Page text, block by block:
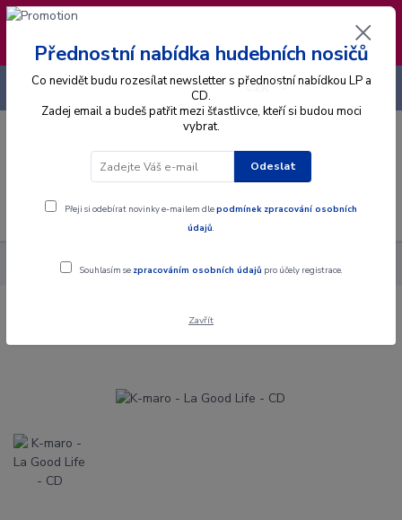
❣️ Od 4.8. do 13.8. čerpám dovolenou. Datum
expedice objednávek se posouvá na pátek
14.8.2026 🐋
Menu
CZK
+420 725 736 293
Alba CD K-maro - La Good Life - CD
K-maro - La Good Life - CD
Přednostní nabídka hudebních nosičů
Co nevidět budu rozesílat newsletter s přednostní nabídkou LP a
CD.
Zadej email a budeš patřit mezi šťastlivce, kteří si budou moci
vybrat.
Odeslat
Přeji si odebírat novinky e-mailem dlepodmínek zpracování osobních
údajů.
Souhlasím se zpracováním osobních údajů pro účely registrace.
Zavřít